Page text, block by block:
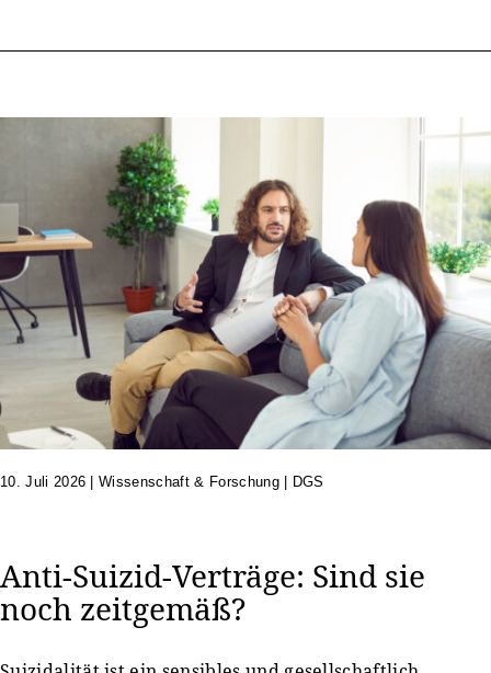
10. Juli 2026 |Wissenschaft & Forschung | DGS
Anti-Suizid-Verträge: Sind sie
noch zeitgemäß?